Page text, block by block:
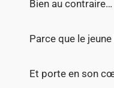
Bien au contraire…
Parce que le
Et porte en son